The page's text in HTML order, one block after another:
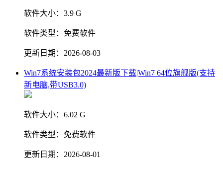
软件大小： 3.9 G
软件类型： 免费软件
更新日期： 2026-08-03
Win7系统安装包2024最新版下载|Win7 64位旗舰版(支持
新电脑,带USB3.0)
软件大小： 6.02 G
软件类型： 免费软件
更新日期： 2026-08-01